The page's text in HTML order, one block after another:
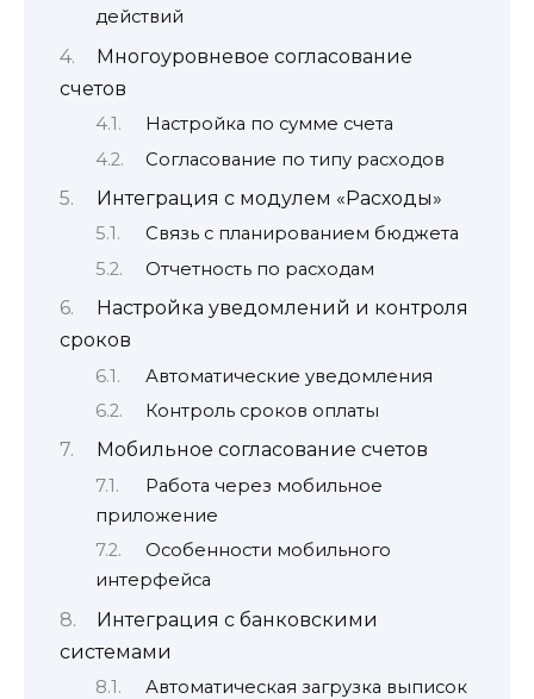
действий
Многоуровневое согласование
счетов
Настройка по сумме счета
Согласование по типу расходов
Интеграция с модулем «Расходы»
Связь с планированием бюджета
Отчетность по расходам
Настройка уведомлений и контроля
сроков
Автоматические уведомления
Контроль сроков оплаты
Мобильное согласование счетов
Работа через мобильное
приложение
Особенности мобильного
интерфейса
Интеграция с банковскими
системами
Автоматическая загрузка выписок